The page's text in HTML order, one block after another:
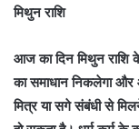
मिथुन राशि
आज का दिन मिथुन राशि
का समाधान निकलेगा
मित्र या सगे संबंधी से